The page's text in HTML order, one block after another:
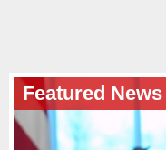
Featured News